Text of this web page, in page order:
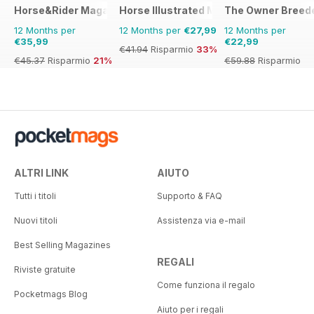
Horse&Rider Magazine - UK equestrian magazine for Horse
12 Months per
€35,99
€45.37 Risparmio 21%
Horse Illustrated Magazine
12 Months per €27,99
€41.94 Risparmio 33%
The Owner
12 Months per
€22,99
€59.88 Risparmio
ALTRI LINK
Tutti i titoli
Nuovi titoli
Best Selling Magazines
Riviste gratuite
Pocketmags Blog
AIUTO
Supporto & FAQ
Assistenza via e-mail
REGALI
Come funziona il regalo
Aiuto per i regali